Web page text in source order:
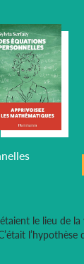
le lieu de la
l’hypothèse